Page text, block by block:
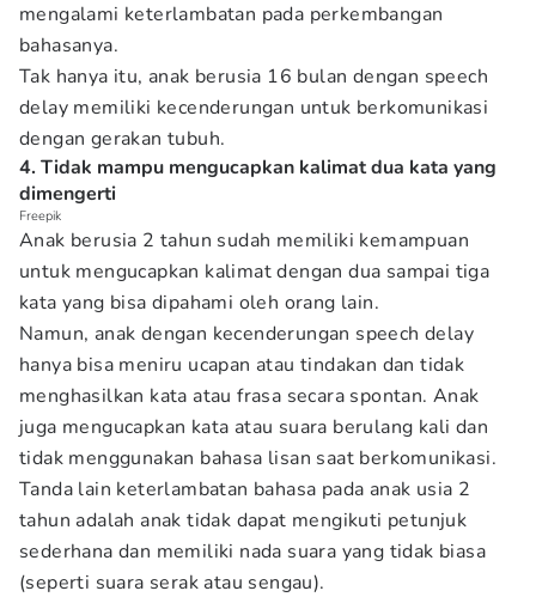
mengalami keterlambatan pada perkembangan
bahasanya.
Tak hanya itu, anak berusia 16 bulan dengan speech
delay memiliki kecenderungan untuk berkomunikasi
dengan gerakan tubuh.
4. Tidak mampu mengucapkan kalimat dua kata yang
dimengerti
Freepik
Anak berusia 2 tahun sudah memiliki kemampuan
untuk mengucapkan kalimat dengan dua sampai tiga
kata yang bisa dipahami oleh orang lain.
Namun, anak dengan kecenderungan speech delay
hanya bisa meniru ucapan atau tindakan dan tidak
menghasilkan kata atau frasa secara spontan. Anak
juga mengucapkan kata atau suara berulang kali dan
tidak menggunakan bahasa lisan saat berkomunikasi.
Tanda lain keterlambatan bahasa pada anak usia 2
tahun adalah anak tidak dapat mengikuti petunjuk
sederhana dan memiliki nada suara yang tidak biasa
(seperti suara serak atau sengau).